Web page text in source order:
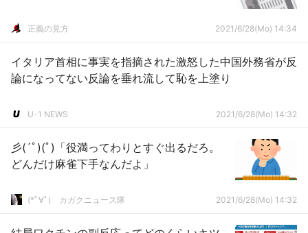
正義の見方 2021/6/28(Mo) 14:34
イタリア首相に事実を指摘された激怒した中国外務省が反
論になってない反論を垂れ流して恥を上塗り
U-1 NEWS 2021/6/28(Mo) 14:32
彡(´ﾟ)(ﾟ)「役満ってわりとすぐ出るだろ。
どんだけ麻雀下手なんだよ」
(*ﾟ∀ﾟ)ゞカガクニュース隊 2021/6/28(Mo) 14:32